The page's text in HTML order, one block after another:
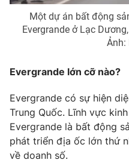
VTV Money
Thị trường 24h
VTV4
Một dự án bất động
Evergrande ở Lạc
Ảnh:
Evergrande lớn cỡ nào?
Evergrande có sự hiện
Trung Quốc. Lĩnh vực
Evergrande là bất động
phát triển địa ốc lớn thứ
về doanh số.